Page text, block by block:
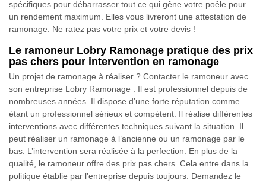
spécifiques pour débarrasser tout ce qui gêne votre poêle pour
un rendement maximum. Elles vous livreront une attestation de
ramonage. Ne ratez pas votre prix et votre devis !
Le ramoneur Lobry Ramonage pratique des prix
pas chers pour intervention en ramonage
Un projet de ramonage à réaliser ? Contacter le ramoneur avec
son entreprise Lobry Ramonage . Il est professionnel depuis de
nombreuses années. Il dispose d’une forte réputation comme
étant un professionnel sérieux et compétent. Il réalise différentes
interventions avec différentes techniques suivant la situation. Il
peut réaliser un ramonage à l’ancienne ou un ramonage par le
bas. L’intervention sera réalisée à la perfection. En plus de la
qualité, le ramoneur offre des prix pas chers. Cela entre dans la
politique établie par l’entreprise depuis toujours. Demandez le